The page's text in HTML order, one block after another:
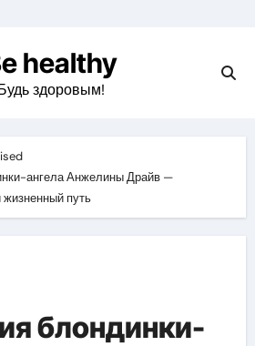
healthy
здоровым!
ангела Анжелины Драйв —
путь
блондинки-